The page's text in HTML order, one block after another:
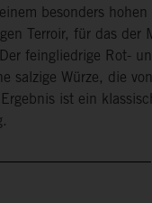
besonders
Terroir, für das der
feingliedrige Rot-
salzige Würze, die
ist ein